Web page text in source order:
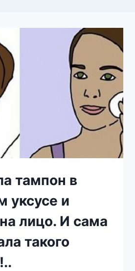
тампон в
уксусе и
лицо. И сама
такого